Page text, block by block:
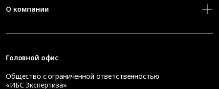
О компании
Головной офис
Общество с ограниченной ответственностью
«ИБС Экспертиза»